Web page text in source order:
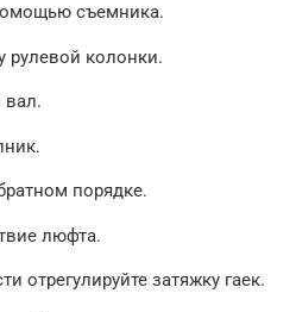
съемника.
рулевой колонки.
вал.
порядке.
люфта.
отрегулируйте затяжку гаек.